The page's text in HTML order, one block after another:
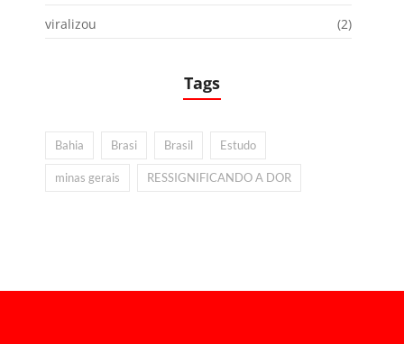
viralizou
(2)
Tags
Bahia Brasi Brasil Estudo
minas gerais RESSIGNIFICANDO A DOR